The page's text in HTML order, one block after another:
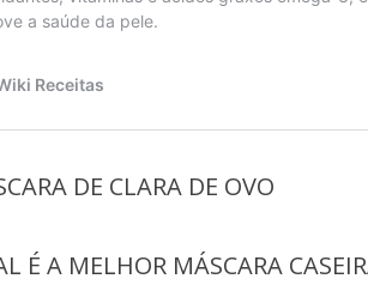
DE CLARA DE OVO
É A MELHOR MÁSCARA